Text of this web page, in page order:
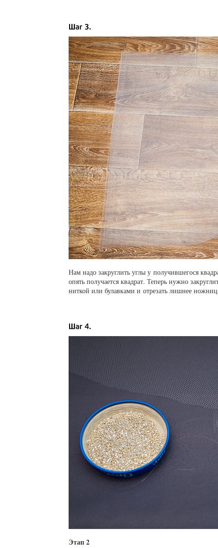
Нам надо закруглить углы у получившегося
опять получается квадрат. Теперь нужно
ниткой или булавками и отрезать лишнее
Этап 2